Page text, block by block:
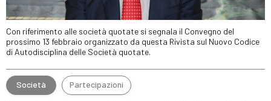
Con riferimento alle società quotate si segnala il Convegno del
prossimo 13 febbraio organizzato da questa Rivista sul Nuovo Codice
di Autodisciplina delle Società quotate.
Società Partecipazioni